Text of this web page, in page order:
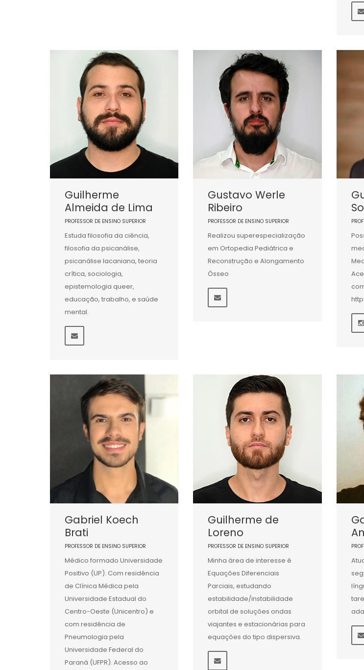
Guilherme
Almeida de Lima
PROFESSOR DE ENSINO SUPERIOR
Estuda filosofia da ciência,
filosofia da psicanálise,
psicanálise lacaniana, teoria
crítica, sociologia,
epistemologia queer,
educação, trabalho, e saúde
mental.
Gustavo Werle
Ribeiro
PROFESSOR DE ENSINO SUPERIOR
Realizou superespecialização
em Ortopedia Pediátrica e
Reconstrução e Alongamento
Ósseo
Gabriel Koech
Brati
PROFESSOR DE ENSINO SUPERIOR
Médico formado Universidade
Positivo (UP). Com residência
de Clínica Médica pela
Universidade Estadual do
Centro-Oeste (Unicentro) e
com residência de
Pneumologia pela
Universidade Federal do
Paraná (UFPR). Acesso ao
Guilherme de
Loreno
PROFESSOR DE ENSINO SUPERIOR
Minha área de interesse é
Equações Diferenciais
Parciais, estudando
estabilidade/instabilidade
orbital de soluções ondas
viajantes e estacionárias para
equações do tipo dispersiva.